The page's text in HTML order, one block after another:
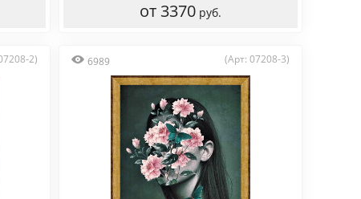
от 3370 руб.
2) 6989 (Арт: 07208-3)